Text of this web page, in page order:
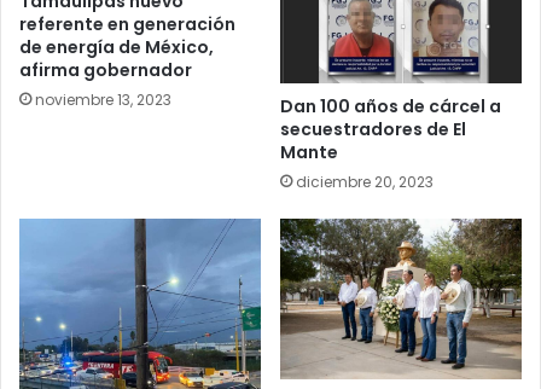
referente en generación
de energía de México,
afirma gobernador
noviembre 13, 2023
Dan 100 años de cárcel a
secuestradores de El
Mante
diciembre 20, 2023